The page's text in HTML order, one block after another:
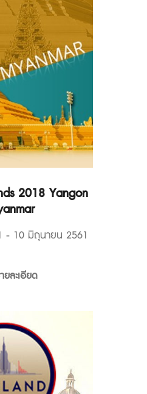
2018 Yangon
- 10 มิถุนายน 2561
ยละเอียด